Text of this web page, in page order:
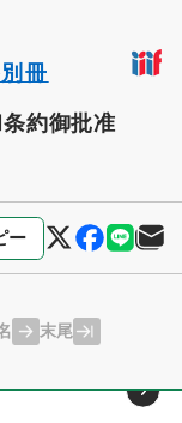
冊
約御批准
ー
末尾